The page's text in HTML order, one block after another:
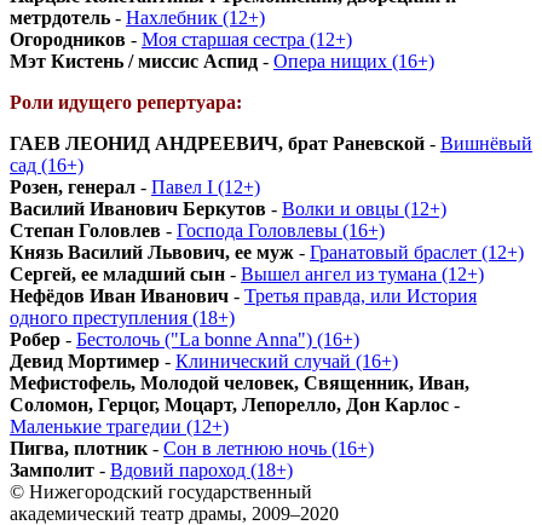
метрдотель - Нахлебник (12+)
Огородников - Моя старшая сестра (12+)
Мэт Кистень / миссис Аспид - Опера нищих (16+)
Роли идущего репертуара:
ГАЕВ ЛЕОНИД АНДРЕЕВИЧ, брат Раневской - Вишнёвый
сад (16+)
Розен, генерал - Павел I (12+)
Василий Иванович Беркутов - Волки и овцы (12+)
Степан Головлев - Господа Головлевы (16+)
Князь Василий Львович, ее муж - Гранатовый браслет (12+)
Сергей, ее младший сын - Вышел ангел из тумана (12+)
Нефёдов Иван Иванович - Третья правда, или История
одного преступления (18+)
Робер - Бестолочь ("La bonne Anna") (16+)
Девид Мортимер - Клинический случай (16+)
Мефистофель, Молодой человек, Священник, Иван,
Соломон, Герцог, Моцарт, Лепорелло, Дон Карлос -
Маленькие трагедии (12+)
Пигва, плотник - Сон в летнюю ночь (16+)
Замполит - Вдовий пароход (18+)
© Нижегородский государственный
академический театр драмы, 2009–2020